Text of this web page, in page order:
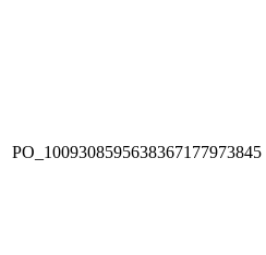
PO_1009308595638367177973845